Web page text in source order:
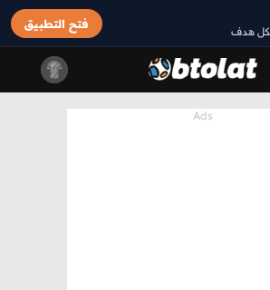
هدف
فتح التطبيق